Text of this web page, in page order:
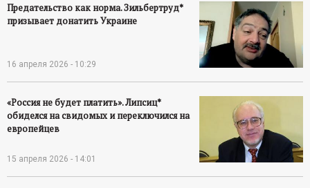
Предательство как норма. Зильбертруд*
призывает донатить Украине
16 апреля 2026 - 10:29
«Россия не будет платить». Липсиц*
обиделся на свидомых и переключился на
европейцев
15 апреля 2026 - 14:01